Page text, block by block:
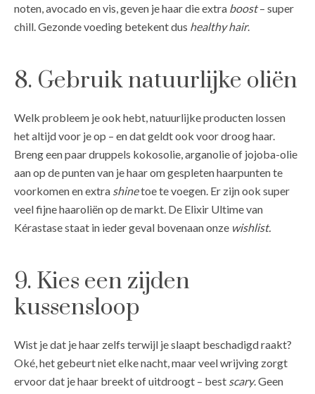
noten, avocado en vis, geven je haar die extra boost– super
chill. Gezonde voeding betekent dus healthy hair.
8. Gebruik natuurlijke oliën
Welk probleem je ook hebt, natuurlijke producten lossen
het altijd voor je op – en dat geldt ook voor droog haar.
Breng een paar druppels kokosolie, arganolie of jojoba-olie
aan op de punten van je haar om gespleten haarpunten te
voorkomen en extra shinetoe te voegen. Er zijn ook super
veel fijne haaroliën op de markt. De Elixir Ultime van
Kérastase staat in ieder geval bovenaan onze wishlist.
9. Kies een zijden
kussensloop
Wist je dat je haar zelfs terwijl je slaapt beschadigd raakt?
Oké, het gebeurt niet elke nacht, maar veel wrijving zorgt
ervoor dat je haar breekt of uitdroogt – best scary. Geen